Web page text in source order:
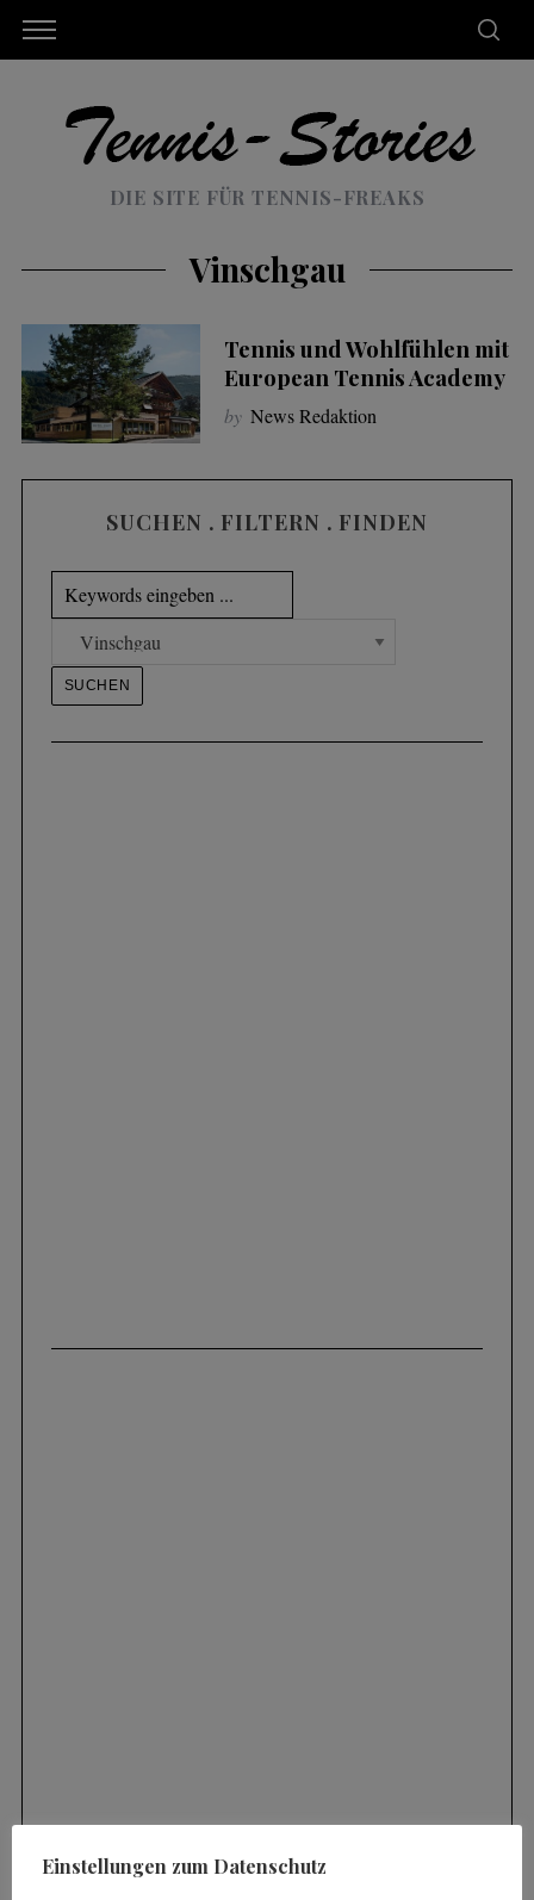
DIE SITE FÜR TENNIS-FREAKS
Vinschgau
Tennis und Wohlfühlen mit
European Tennis Academy
by News Redaktion
SUCHEN . FILTERN . FINDEN
f
o
Einstellungen zum Datenschutz